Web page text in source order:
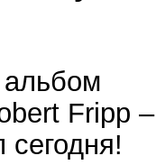
Fripp